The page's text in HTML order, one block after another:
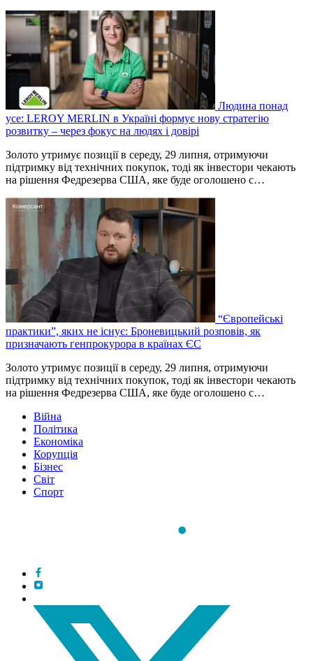
Людина понад
усе: LEROY MERLIN в Україні формує нову стратегію
розвитку – через фокус на людях і довірі
Золото утримує позиції в середу, 29 липня, отримуючи
підтримку від технічних покупок, тоді як інвестори чекають
на рішення Федрезерва США, яке буде оголошено ‌с…
“Європейські
практики”, яких не існує: Броневицький розповів, як
призначають генпрокурора в країнах ЄС
Золото утримує позиції в середу, 29 липня, отримуючи
підтримку від технічних покупок, тоді як інвестори чекають
на рішення Федрезерва США, яке буде оголошено ‌с…
Війна
Політика
Економіка
Корупція
Бізнес
Світ
Спорт